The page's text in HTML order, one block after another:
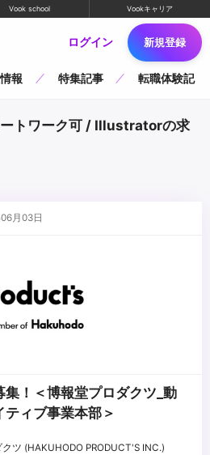
Vook school Vookキャリア
ログイン 新規登録
報 特集記事 転職体験記
トワーク可 / Illustratorの求
月03日
！＜博報堂プロダクツ_動
ィブ事業本部＞
ツ (HAKUHODO PRODUCT'S INC.)